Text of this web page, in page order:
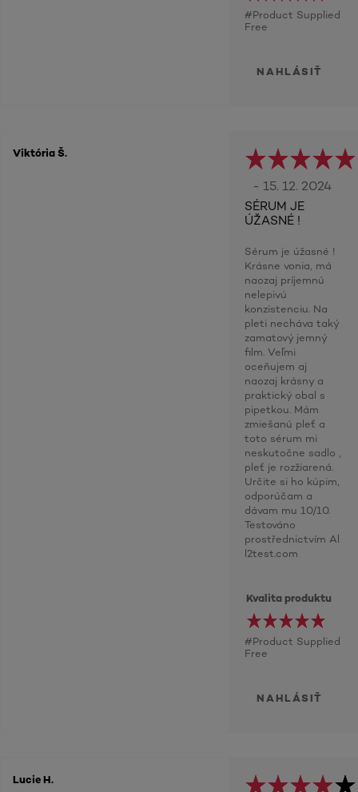
#Product Supplied
Free
NAHLÁSIŤ
Viktória Š.
- 15. 12. 2024
SÉRUM JE
ÚŽASNÉ !
Sérum je úžasné !
Krásne vonia, má
naozaj príjemnú
nelepivú
konzistenciu. Na
pleti necháva taký
zamatový jemný
film. Veľmi
oceňujem aj
naozaj krásny a
praktický obal s
pipetkou. Mám
zmiešanú pleť a
toto sérum mi
neskutočne sadlo ,
pleť je rozžiarená.
Určite si ho kúpim,
odporúčam a
dávam mu 10/10.
Testováno
prostřednictvím Al
l2test.com
Kvalita produktu
#Product Supplied
Free
NAHLÁSIŤ
Lucie H.